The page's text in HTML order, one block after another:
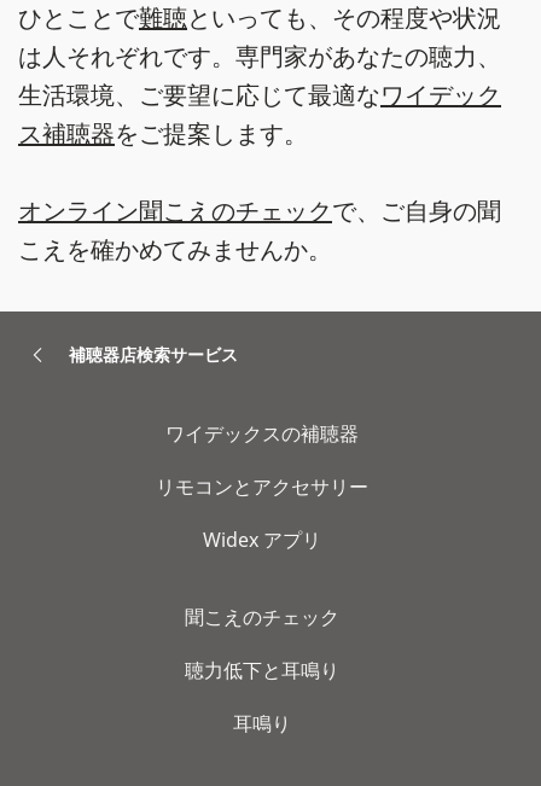
ひとことで難聴といっても、その程度や状況
は人それぞれです。専門家があなたの聴力、
生活環境、ご要望に応じて最適なワイデック
ス補聴器をご提案します。
オンライン聞こえのチェックで、ご自身の聞
こえを確かめてみませんか。
補聴器店検索サービス
ワイデックスの補聴器
リモコンとアクセサリー
Widex アプリ
聞こえのチェック
聴力低下と耳鳴り
耳鳴り